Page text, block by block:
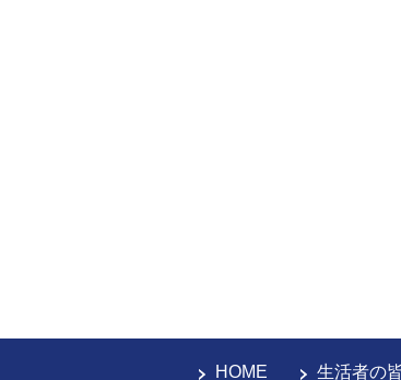
HOME 生活者の